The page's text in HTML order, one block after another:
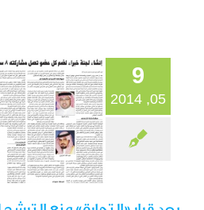
9
05, 2014
بالفرصة
الصحافة